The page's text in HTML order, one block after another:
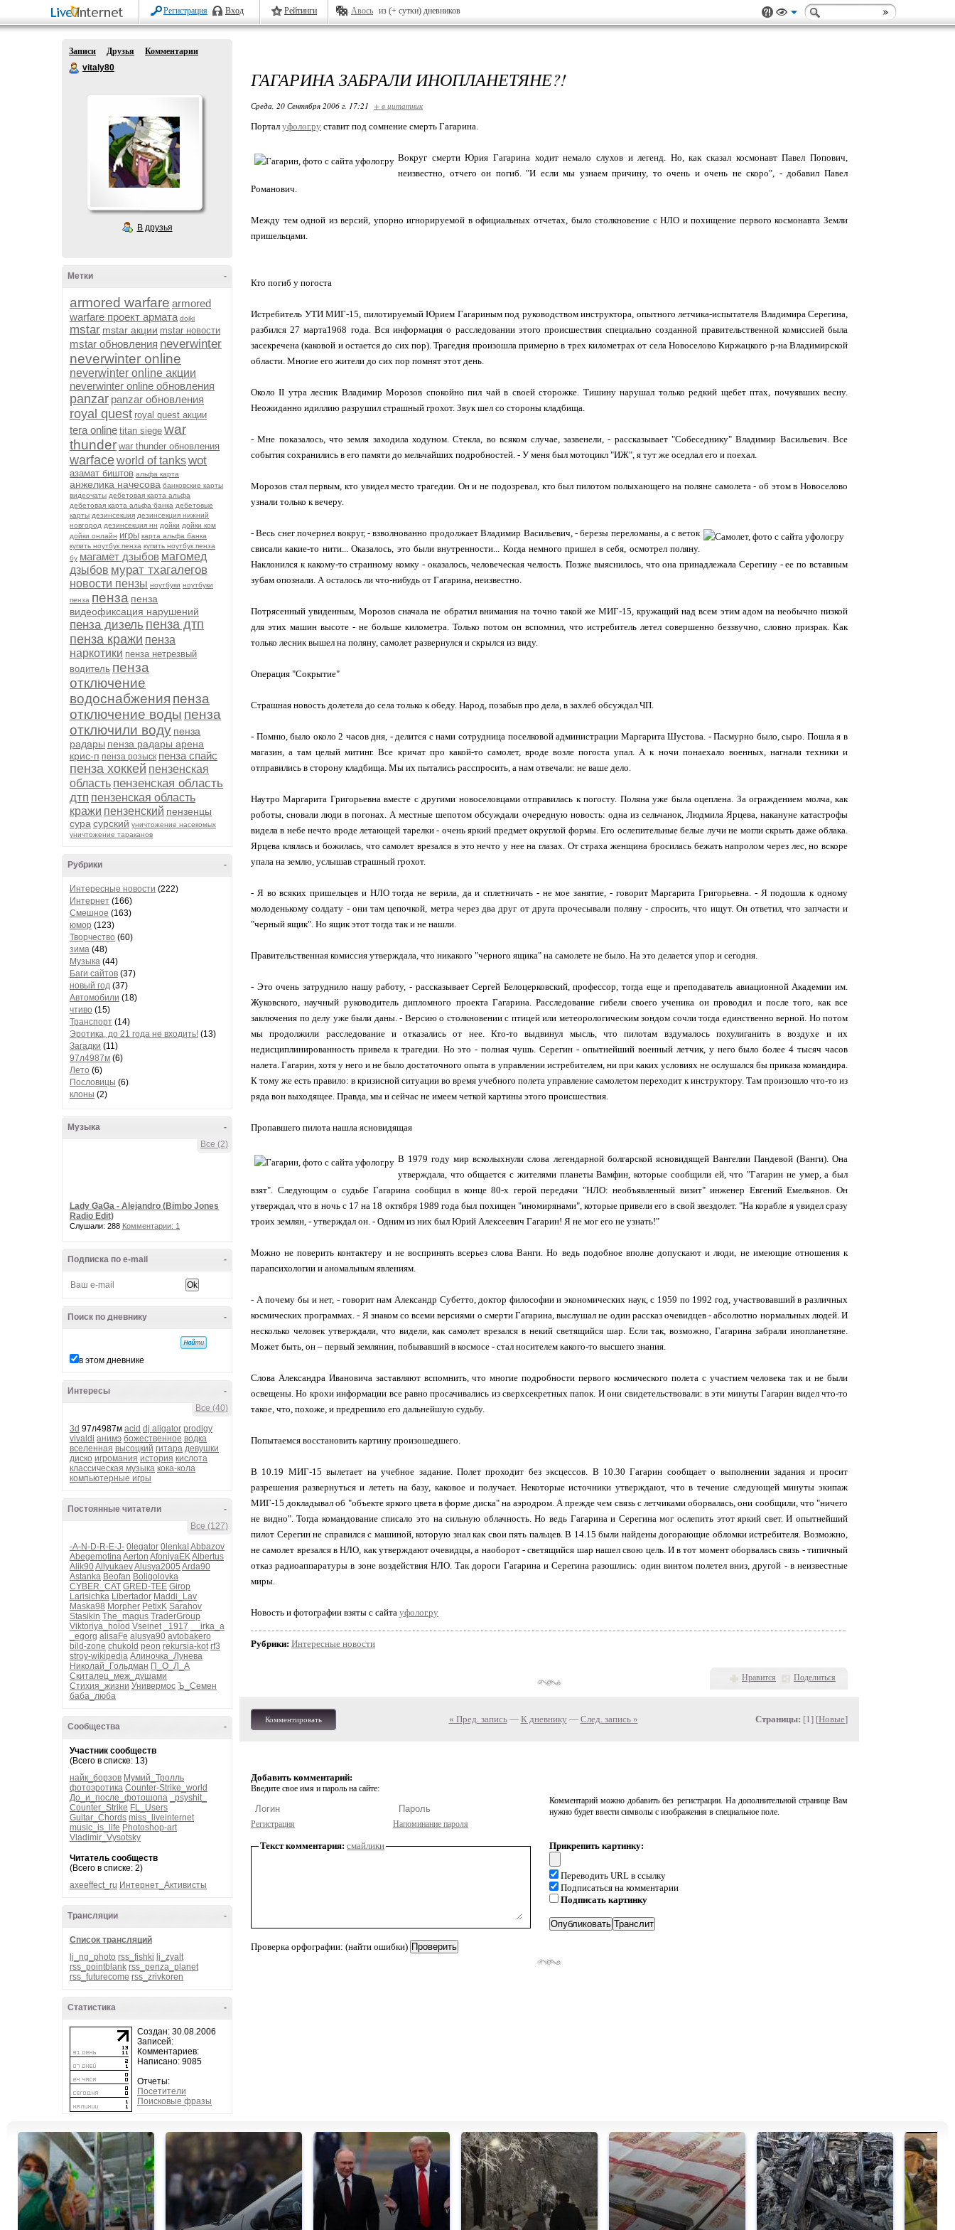
Регистрация Вход Рейтинги Авось из (+ сутки) дневников
Записи Друзья
Комментарии
vitaly80
В друзья
-
Метки
armored warfare armored
warfare проект армата dojki
mstar mstar акции mstar новости
mstar обновления neverwinter
neverwinter online
neverwinter online акции
neverwinter online обновления
panzar panzar обновления
royal quest royal quest акции
tera online titan siege war
thunder war thunder обновления
warfaceworld of tankswot
азамат биштов альфа карта
анжелика начесова банковские карты
видеочаты дебетовая карта альфа
дебетовая карта альфа банка дебетовые
карты дезинсекция дезинсекция нижний
новгород дезинсекция нн дойки дойки ком
дойки онлайн игры карта альфа банка
купить ноутбук пенза купить ноутбук пенза
бу магамет дзыбов магомед
дзыбов мурат тхагалегов
новости пензы ноутбуки ноутбуки
пенза пенза пенза
видеофиксация нарушений
пенза дизель пенза дтп
пенза кражи пенза
наркотики пенза нетрезвый
водитель пенза
отключение
водоснабжения пенза
отключение воды пенза
отключили воду пенза
радары пенза радары арена
крис-п пенза розыск пенза спайс
пенза хоккей пензенская
область пензенская область
дтп пензенская область
кражи пензенский пензенцы
сура сурский уничтожение насекомых
уничтожение тараканов
-
Рубрики
Интересные новости (222)
Интернет (166)
Смешное (163)
юмор (123)
Творчество (60)
зима (48)
Музыка (44)
Баги сайтов (37)
новый год (37)
Автомобили (18)
чтиво (15)
Транспорт (14)
Эротика, до 21 года не входить! (13)
Загадки (11)
97л4987м (6)
Лето (6)
Пословицы (6)
клоны (2)
-
Музыка
Все (2)
Lady GaGa - Alejandro (Bimbo Jones
Radio Edit)
Слушали: 288 Комментарии: 1
-
Подписка по e-mail
-
Поиск по дневнику
в этом дневнике
-
Интересы
Все (40)
3d 97л4987м acid dj aligator prodigy
vivaldi анимэ божественное водка
вселенная высоцкий гитара девушки
диско игромания история кислота
классическая музыка кока-кола
компьютерные игры
-
Постоянные читатели
Все (127)
-A-N-D-R-E-J- 0legator 0lenkaI Abbazov
AbegemotinaAerton AfoniyaEKAlbertus
Alik90AllyukaevAlusya2005 Arda90
Astanka Beofan Boligolovka
CYBER_CAT GRED-TEE Girop
Larisichka Libertador Maddi_Lav
Maska98 Morpher PetixK Sarahov
Stasikin The_magus TraderGroup
Viktoriya_holod Vseinet _1917
__irka_a
_egorg alisaFe alusya90 avtobakero
bild-zone chukold peon rekursia-kot rf3
stroy-wikipedia Алиночка_Лунева
Николай_Гольдман П_О_Л_А
Скиталец_меж_душами
Стихия_жизни Универмос Ъ_Семен
баба_люба
-
Сообщества
Участник сообществ
(Всего в списке: 13)
найк_борзов Мумий_Тролль
фотоэротика Counter-Strike_world
До_и_после_фотошопа
_psyshit_
Counter_Strike FL_Users
Guitar_Chords miss_liveinternet
music_is_life Photoshop-art
Vladimir_Vysotsky
Читатель сообществ
(Всего в списке: 2)
axeeffect_ru Интернет_Активисты
-
Трансляции
Список трансляций
lj_ng_photo rss_fishki lj_zyalt
rss_pointblank rss_penza_planet
rss_futurecome rss_zrivkoren
-
Статистика
Создан: 30.08.2006
Записей:
Комментариев:
Написано: 9085
Отчеты:
Посетители
Поисковые фразы
ГАГАРИНА ЗАБРАЛИ ИНОПЛАНЕТЯНЕ?!
Среда, 20 Сентября 2006 г. 17:21 + в цитатник
Портал уфолог.ру ставит под сомнение смерть Гагарина.
Вокруг смерти Юрия Гагарина ходит немало слухов и легенд. Но, как сказал космонавт Павел Попович,
неизвестно, отчего он погиб. "И если мы узнаем причину, то очень и очень не скоро", - добавил Павел
Романович.
Между тем одной из версий, упорно игнорируемой в официальных отчетах, было столкновение с НЛО и похищение первого космонавта Земли
пришельцами.
Кто погиб у погоста
Истребитель УТИ МИГ-15, пилотируемый Юрием Гагариным под руководством инструктора, опытного летчика-испытателя Владимира Серегина,
разбился 27 марта1968 года. Вся информация о расследовании этого происшествия специально созданной правительственной комиссией была
засекречена (каковой и остается до сих пор). Трагедия произошла примерно в трех километрах от села Новоселово Киржацкого р-на Владимирской
области. Многие его жители до сих пор помнят этот день.
Около II утра лесник Владимир Морозов спокойно пил чай в своей сторожке. Тишину нарушал только редкий щебет птах, почуявших весну.
Неожиданно идиллию разрушил страшный грохот. Звук шел со стороны кладбища.
- Мне показалось, что земля заходила ходуном. Стекла, во всяком случае, зазвенели, - рассказывает "Собеседнику" Владимир Васильевич. Все
события сохранились в его памяти до мельчайших подробностей. - У меня был мотоцикл "ИЖ", я тут же оседлал его и поехал.
Морозов стал первым, кто увидел место трагедии. Он и не подозревал, кто был пилотом полыхающего на поляне самолета - об этом в Новоселово
узнали только к вечеру.
- Весь снег почернел вокруг, - взволнованно продолжает Владимир Васильевич, - березы переломаны, а с веток
свисали какие-то нити... Оказалось, это были внутренности... Когда немного пришел в себя, осмотрел поляну.
Наклонился к какому-то странному комку - оказалось, человеческая челюсть. Позже выяснилось, что она принадлежала Серегину - ее по вставным
зубам опознали. А осталось ли что-нибудь от Гагарина, неизвестно.
Потрясенный увиденным, Морозов сначала не обратил внимания на точно такой же МИГ-15, кружащий над всем этим адом на необычно низкой
для этих машин высоте - не больше километра. Только потом он вспомнил, что истребитель летел совершенно беззвучно, словно призрак. Как
только лесник вышел на поляну, самолет развернулся и скрылся из виду.
Операция "Сокрытие"
Страшная новость долетела до села только к обеду. Народ, позабыв про дела, в захлеб обсуждал ЧП.
- Помню, было около 2 часов дня, - делится с нами сотрудница поселковой администрации Маргарита Шустова. - Пасмурно было, сыро. Пошла я в
магазин, а там целый митинг. Все кричат про какой-то самолет, вроде возле погоста упал. А к ночи понаехало военных, нагнали техники и
отправились в сторону кладбища. Мы их пытались расспросить, а нам отвечали: не ваше дело.
Наутро Маргарита Григорьевна вместе с другими новоселовцами отправилась к погосту. Поляна уже была оцеплена. За ограждением молча, как
роботы, сновали люди в погонах. А местные шепотом обсуждали очередную новость: одна из сельчанок, Людмила Ярцева, накануне катастрофы
видела в небе нечто вроде летающей тарелки - очень яркий предмет округлой формы. Его ослепительные белые лучи не могли скрыть даже облака.
Ярцева клялась и божилась, что самолет врезался в это нечто у нее на глазах. От страха женщина бросилась бежать напролом через лес, но вскоре
упала на землю, услышав страшный грохот.
- Я во всяких пришельцев и НЛО тогда не верила, да и сплетничать - не мое занятие, - говорит Маргарита Григорьевна. - Я подошла к одному
молоденькому солдату - они там цепочкой, метра через два друг от друга прочесывали поляну - спросить, что ищут. Он ответил, что запчасти и
"черный ящик". Но ящик этот тогда так и не нашли.
Правительственная комиссия утверждала, что никакого "черного ящика" на самолете не было. На это делается упор и сегодня.
- Это очень затруднило нашу работу, - рассказывает Сергей Белоцерковский, профессор, тогда еще и преподаватель авиационной Академии им.
Жуковского, научный руководитель дипломного проекта Гагарина. Расследование гибели своего ученика он проводил и после того, как все
заключения по делу уже были даны. - Версию о столкновении с птицей или метеорологическим зондом сочли тогда единственно верной. Но потом
мы продолжили расследование и отказались от нее. Кто-то выдвинул мысль, что пилотам вздумалось похулиганить в воздухе и их
недисциплинированность привела к трагедии. Но это - полная чушь. Серегин - опытнейший военный летчик, у него было более 4 тысяч часов
налета. Гагарин, хотя у него и не было достаточного опыта в управлении истребителем, ни при каких условиях не ослушался бы приказа командира.
К тому же есть правило: в кризисной ситуации во время учебного полета управление самолетом переходит к инструктору. Там произошло что-то из
ряда вон выходящее. Правда, мы и сейчас не имеем четкой картины этого происшествия.
Пропавшего пилота нашла ясновидящая
В 1979 году мир всколыхнули слова легендарной болгарской ясновидящей Вангелии Пандевой (Ванги). Она
утверждала, что общается с жителями планеты Вамфин, которые сообщили ей, что "Гагарин не умер, а был
взят". Следующим о судьбе Гагарина сообщил в конце 80-х герой передачи "НЛО: необъявленный визит" инженер Евгений Емельянов. Он
утверждал, что в ночь с 17 на 18 октября 1989 года был похищен "иномирянами", которые привели его в свой звездолет. "На корабле я увидел сразу
троих землян, - утверждал он. - Одним из них был Юрий Алексеевич Гагарин! Я не мог его не узнать!"
Можно не поверить контактеру и не воспринять всерьез слова Ванги. Но ведь подобное вполне допускают и люди, не имеющие отношения к
парапсихологии и аномальным явлениям.
- А почему бы и нет, - говорит нам Александр Субетто, доктор философии и экономических наук, с 1959 по 1992 год, участвовавший в различных
космических программах. - Я знаком со всеми версиями о смерти Гагарина, выслушал не один рассказ очевидцев - абсолютно нормальных людей. И
несколько человек утверждали, что видели, как самолет врезался в некий светящийся шар. Если так, возможно, Гагарина забрали инопланетяне.
Может быть, он – первый землянин, побывавший в космосе - стал носителем какого-то высшего знания.
Слова Александра Ивановича заставляют вспомнить, что многие подробности первого космического полета с участием человека так и не были
освещены. Но крохи информации все равно просачивались из сверхсекретных папок. И они свидетельствовали: в эти минуты Гагарин видел что-то
такое, что, похоже, и предрешило его дальнейшую судьбу.
Попытаемся восстановить картину произошедшего.
В 10.19 МИГ-15 вылетает на учебное задание. Полет проходит без эксцессов. В 10.30 Гагарин сообщает о выполнении задания и просит
разрешения развернуться и лететь на базу, каковое и получает. Некоторые источники утверждают, что в течение следующей минуты экипаж
МИГ-15 докладывал об "объекте яркого цвета в форме диска" на аэродром. А прежде чем связь с летчиками оборвалась, они сообщили, что "ничего
не видно". Тогда командование списало это на сильную облачность. Но ведь Гагарина и Серегина мог ослепить этот яркий свет. И опытнейший
пилот Серегин не справился с машиной, которую знал как свои пять пальцев. В 14.15 были найдены догорающие обломки истребителя. Возможно,
не самолет врезался в НЛО, как утверждают очевидцы, а наоборот - светящийся шар нашел свою цель. И в тот момент оборвалась связь - типичный
отказ радиоаппаратуры в зоне воздействия НЛО. Так дороги Гагарина и Серегина разошлись: один винтом полетел вниз, другой - в неизвестные
миры.
Новость и фотографии взяты с сайта уфолог.ру
Рубрики: Интересные новости
Нравится Поделиться
Комментировать « Пред. запись— К дневнику — След. запись » Страницы: [1] [Новые]
Добавить комментарий:
Введите свое имя и пароль на сайте:
Регистрация Напоминание пароля
Комментарий можно добавить без регистрации. На дополнительной странице Вам
нужно будет ввести символы с изображения в специальное поле.
Текст комментария: смайлики
Проверка орфографии: (найти ошибки)
Прикрепить картинку:
Переводить URL в ссылку
Подписаться на комментарии
Подписать картинку